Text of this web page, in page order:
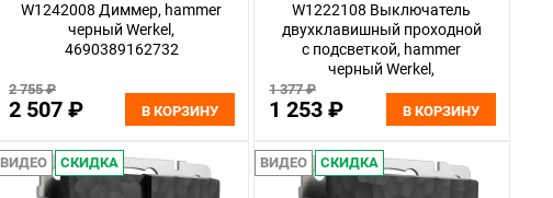
W1242008 Диммер, hammer
черный Werkel,
4690389162732
2 755 ₽
2 507 ₽ В КОРЗИНУ
W1222108 Выключатель
двухклавишный проходной
с подсветкой, hammer
черный Werkel,
1 377 ₽
1 253 ₽ В КОРЗИНУ
ВИДЕО СКИДКА ВИДЕО СКИДКА